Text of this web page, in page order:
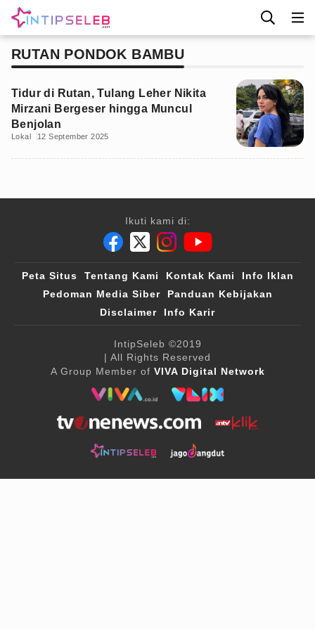
RUTAN PONDOK BAMBU
Tidur di Rutan, Tulang Leher Nikita
Mirzani Bergeser hingga Muncul
Benjolan
Lokal 12 September 2025
Ikuti kami di:
Peta Situs Tentang Kami Kontak Kami
Info Iklan
Pedoman Media Siber
Panduan Kebijakan
Disclaimer
Info Karir
IntipSeleb ©2019
| All Rights Reserved
A Group Member of VIVA Digital Network